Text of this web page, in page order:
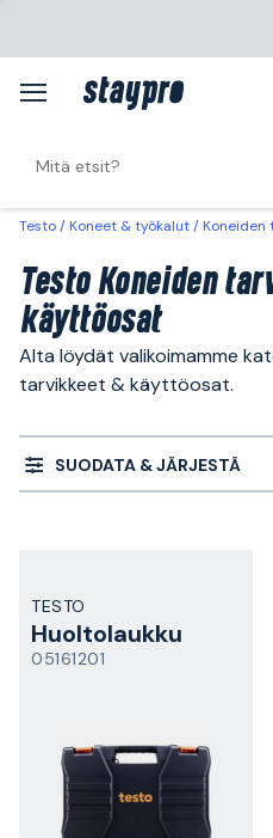
Testo Koneet & työkalut
Testo Koneiden
käyttöosat
Alta löydät valikoimamme
tarvikkeet & käyttöosat.
SUODATA & JÄRJESTÄ
TESTO
Huoltolaukku
05161201